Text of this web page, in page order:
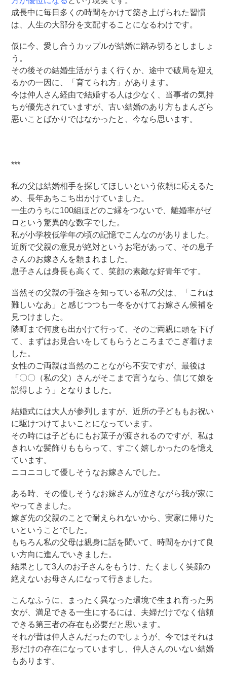
成長中に毎日多くの時間をかけて築き上げられた習慣
は、人生の大部分を支配することになるわけです。
仮に今、愛し合うカップルが結婚に踏み切るとしましょ
う。
その後その結婚生活がうまく行くか、途中で破局を迎え
るかの一因に、「育てられ方」があります。
今は仲人さん経由で結婚する人は少なく、当事者の気持
ちが優先されていますが、古い結婚のあり方もまんざら
悪いことばかりではなかったと、今なら思います。
***
私の父は結婚相手を探してほしいという依頼に応えるた
め、長年あちこち出かけていました。
一生のうちに100組ほどのご縁をつないで、離婚率がゼ
ロという驚異的な数字でした。
私が小学校低学年の頃の記憶でこんなのがありました。
近所で父親の意見が絶対というお宅があって、その息子
さんのお嫁さんを頼まれました。
息子さんは身長も高くて、笑顔の素敵な好青年です。
当然その父親の手強さを知っている私の父は、「これは
難しいなあ」と感じつつも一冬をかけてお嫁さん候補を
見つけました。
隣町まで何度も出かけて行って、そのご両親に頭を下げ
て、まずはお見合いをしてもらうところまでこぎ着けま
した。
女性のご両親は当然のことながら不安ですが、最後は
「〇〇（私の父）さんがそこまで言うなら、信じて娘を
説得しよう」となりました。
結婚式には大人が参列しますが、近所の子どももお祝い
に駆けつけてよいことになっています。
その時には子どもにもお菓子が渡されるのですが、私は
きれいな髪飾りももらって、すごく嬉しかったのを憶え
ています。
ニコニコして優しそうなお嫁さんでした。
ある時、その優しそうなお嫁さんが泣きながら我が家に
やってきました。
嫁ぎ先の父親のことで耐えられないから、実家に帰りた
いということでした。
もちろん私の父母は親身に話を聞いて、時間をかけて良
い方向に進んでいきました。
結果として3人のお子さんをもうけ、たくましく笑顔の
絶えないお母さんになって行きました。
こんなふうに、まったく異なった環境で生まれ育った男
女が、満足できる一生にするには、夫婦だけでなく信頼
できる第三者の存在も必要だと思います。
それが昔は仲人さんだったのでしょうが、今ではそれは
形だけの存在になっていますし、仲人さんのいない結婚
もあります。